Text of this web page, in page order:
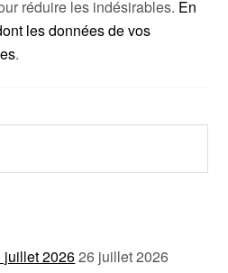
réduire les indésirables. En
les données de vos
.
juillet 202626 juillet 2026